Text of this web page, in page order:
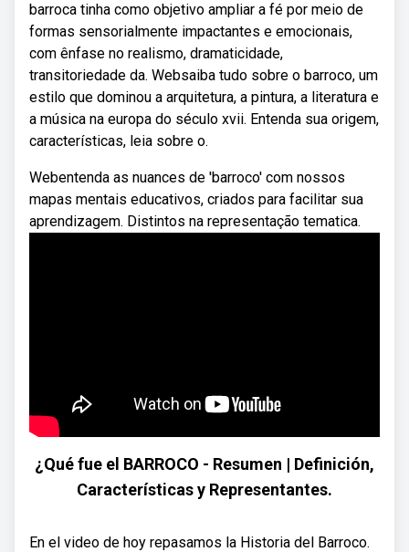
barroca tinha como objetivo ampliar a fé por meio de
formas sensorialmente impactantes e emocionais,
com ênfase no realismo, dramaticidade,
transitoriedade da. Websaiba tudo sobre o barroco, um
estilo que dominou a arquitetura, a pintura, a literatura e
a música na europa do século xvii. Entenda sua origem,
características, leia sobre o.
Webentenda as nuances de 'barroco' com nossos
mapas mentais educativos, criados para facilitar sua
aprendizagem. Distintos na representação tematica.
¿Qué fue el BARROCO - Resumen | Definición,
Características y Representantes.
En el video de hoy repasamos la Historia del Barroco.